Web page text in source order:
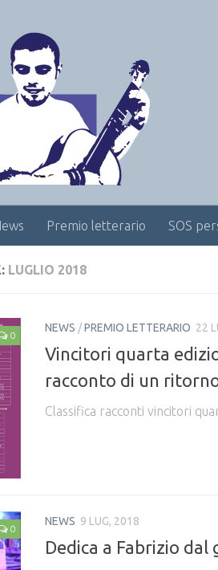
Premio letterario SOS
LUGLIO 2018
0
NEWS /PREMIO LETTERARIO 22
Vincitori quarta
racconto di un
Classifica racconti vincitori
0
NEWS 9 LUG, 2018
Dedica a Fabrizio